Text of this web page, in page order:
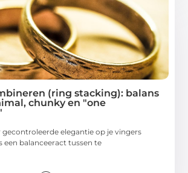
(ring stacking): balans
chunky en "one
gecontroleerde elegantie op je vingers
een balanceeract tussen te